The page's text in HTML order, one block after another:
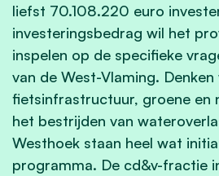
liefst 70.108.220 euro
investeringsbedrag wil het
inspelen op de specifieke
van de West-Vlaming.
fietsinfrastructuur, groene en
het bestrijden van
Westhoek staan heel wat
programma. De cd&v-fractie